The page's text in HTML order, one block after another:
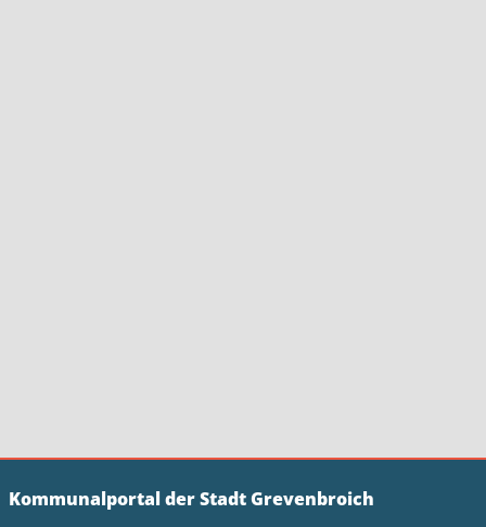
Kommunalportal der Stadt Grevenbroich